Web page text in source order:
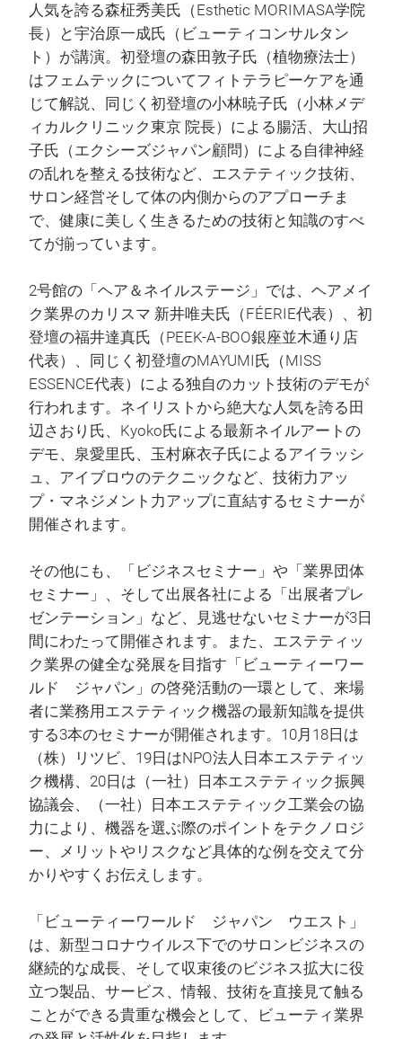
人気を誇る森柾秀美氏（Esthetic MORIMASA学院
長）と宇治原一成氏（ビューティコンサルタン
ト）が講演。初登壇の森田敦子氏（植物療法士）
はフェムテックについてフィトテラピーケアを通
じて解説、同じく初登壇の小林暁子氏（小林メデ
ィカルクリニック東京 院長）による腸活、大山招
子氏（エクシーズジャパン顧問）による自律神経
の乱れを整える技術など、エステティック技術、
サロン経営そして体の内側からのアプローチま
で、健康に美しく生きるための技術と知識のすべ
てが揃っています。
2号館の「ヘア＆ネイルステージ」では、ヘアメイ
ク業界のカリスマ 新井唯夫氏（FÉERIE代表）、初
登壇の福井達真氏（PEEK-A-BOO銀座並木通り店
代表）、同じく初登壇のMAYUMI氏（MISS
ESSENCE代表）による独自のカット技術のデモが
行われます。ネイリストから絶大な人気を誇る田
辺さおり氏、Kyoko氏による最新ネイルアートの
デモ、泉愛里氏、玉村麻衣子氏によるアイラッシ
ュ、アイブロウのテクニックなど、技術力アッ
プ・マネジメント力アップに直結するセミナーが
開催されます。
その他にも、「ビジネスセミナー」や「業界団体
セミナー」、そして出展各社による「出展者プレ
ゼンテーション」など、見逃せないセミナーが3日
間にわたって開催されます。また、エステティッ
ク業界の健全な発展を目指す「ビューティーワー
ルド ジャパン」の啓発活動の一環として、来場
者に業務用エステティック機器の最新知識を提供
する3本のセミナーが開催されます。10月18日は
（株）リツビ、19日はNPO法人日本エステティッ
ク機構、20日は（一社）日本エステティック振興
協議会、（一社）日本エステティック工業会の協
力により、機器を選ぶ際のポイントをテクノロジ
ー、メリットやリスクなど具体的な例を交えて分
かりやすくお伝えします。
「ビューティーワールド ジャパン ウエスト」
は、新型コロナウイルス下でのサロンビジネスの
継続的な成長、そして収束後のビジネス拡大に役
立つ製品、サービス、情報、技術を直接見て触る
ことができる貴重な機会として、ビューティ業界